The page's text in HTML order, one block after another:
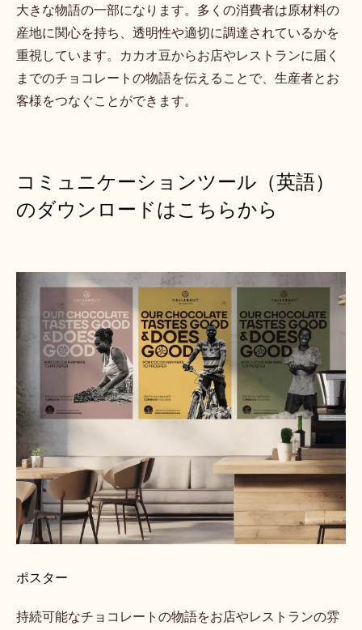
大きな物語の一部になります。多くの消費者は原材料の
産地に関心を持ち、透明性や適切に調達されているかを
重視しています。カカオ豆からお店やレストランに届く
までのチョコレートの物語を伝えることで、生産者とお
客様をつなぐことができます。
コミュニケーションツール（英語）
のダウンロードはこちらから
ポスター
持続可能なチョコレートの物語をお店やレストランの雰